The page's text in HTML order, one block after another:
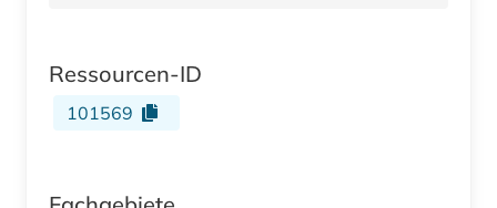
Ressourcen-ID
101569